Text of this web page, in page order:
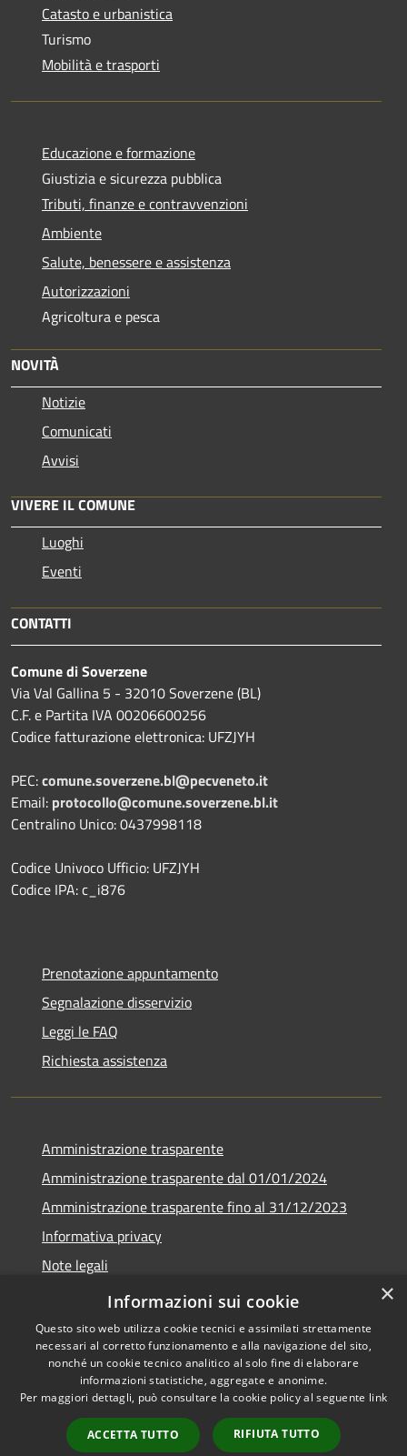
Catasto e urbanistica
Turismo
Mobilità e trasporti
Educazione e formazione
Giustizia e sicurezza pubblica
Tributi, finanze e contravvenzioni
Ambiente
Salute, benessere e assistenza
Autorizzazioni
Agricoltura e pesca
NOVITÀ
Notizie
Comunicati
Avvisi
VIVERE IL COMUNE
Luoghi
Eventi
CONTATTI
Comune di Soverzene
Via Val Gallina 5 - 32010 Soverzene (BL)
C.F. e Partita IVA 00206600256
Codice fatturazione elettronica: UFZJYH
PEC:comune.soverzene.bl@pecveneto.it
Email: protocollo@comune.soverzene.bl.it
Centralino Unico: 0437998118
Codice Univoco Ufficio: UFZJYH
Codice IPA: c_i876
Prenotazione appuntamento
Segnalazione disservizio
Leggi le FAQ
Richiesta assistenza
Amministrazione trasparente
Amministrazione trasparente dal 01/01/2024
Amministrazione trasparente fino al 31/12/2023
Informativa privacy
Note legali
Dichiarazione di accessibilità
Accessibilità
Copyright © 2026 • Comune di
Soverzene • Powered by
Municipium•
Accesso
×
Informazioni sui cookie
Questo sito web utilizza cookie tecnici e assimilati strettamente
necessari al corretto funzionamento e alla navigazione del sito,
nonché un cookie tecnico analitico al solo fine di elaborare
informazioni statistiche, aggregate e anonime.
Per maggiori dettagli, può consultare la cookie policy al seguente link
ACCETTA TUTTO RIFIUTA TUTTO